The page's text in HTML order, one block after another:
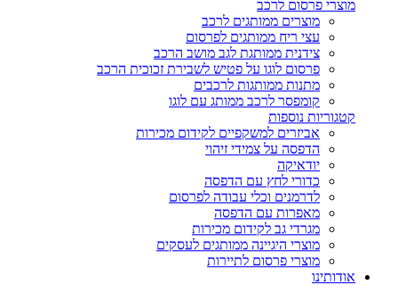
מוצרי פרסום לרכב
מוצרים ממותגים לרכב
עצי ריח ממותגים לפרסום
צידנית ממותגת לגב מושב הרכב
פרסום לוגו על פטיש לשבירת זכוכית הרכב
מתנות ממותגות לרכבים
קומפסר לרכב ממותג עם לוגו
קטגוריות נוספות
אביזרים למשקפיים לקידום מכירות
הדפסה על צמידי זיהוי
יודאיקה
כדורי לחץ עם הדפסה
לדרמנים וכלי עבודה לפרסום
מאפרות עם הדפסה
מגרדי גב לקידום מכירות
מוצרי היגיינה ממותגים לעסקים
מוצרי פרסום לתיירות
אודותינו